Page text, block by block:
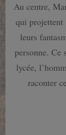
Au centre,
qui projettent
leurs
personne. Ce
lycée,
raconter